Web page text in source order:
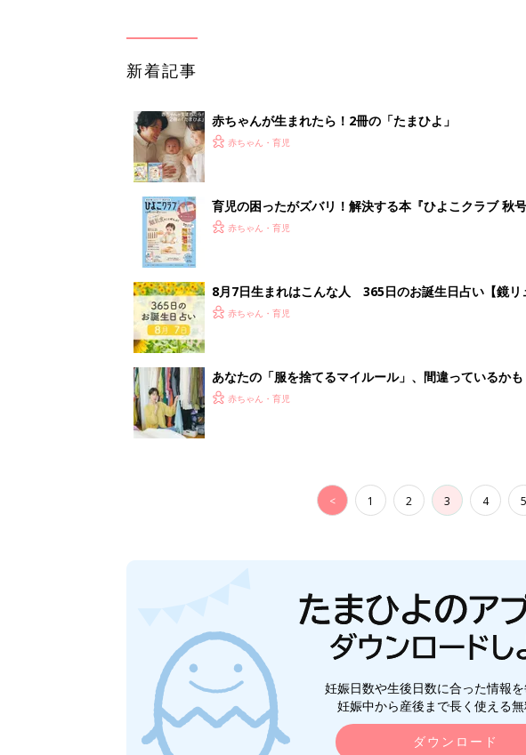
新着記事
赤ちゃんが生まれたら！2冊の「たまひよ」
赤ちゃん・育児
育児の困ったがズバリ！解決する本『ひよこクラブ
つ情報がいっぱい！
赤ちゃん・育児
8月7日生まれはこんな人 365日のお誕生日占い【鏡リ
赤ちゃん・育児
あなたの「服を捨てるマイルール」、間違っているか
スタイリストが喝！
赤ちゃん・育児
< 1 2 3 4 5
妊娠日数や生後日数に合った情報
妊娠中から産後まで長く使える無
ダウンロード